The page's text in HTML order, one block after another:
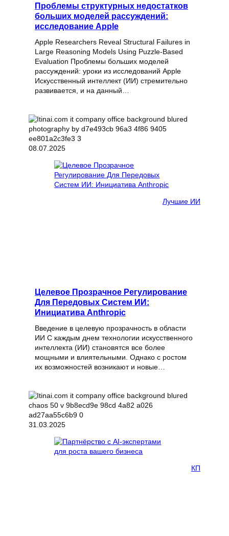
Проблемы структурных недостатков
больших моделей рассуждений:
исследование Apple
Apple Researchers Reveal Structural Failures in
Large Reasoning Models Using Puzzle-Based
Evaluation Проблемы больших моделей
рассуждений: уроки из исследований Apple
Искусственный интеллект (ИИ) стремительно
развивается, и на данный…
08.07.2025
Лучшие ИИ
Целевое Прозрачное Регулирование
Для Передовых Систем ИИ:
Инициатива Anthropic
Введение в целевую прозрачность в области
ИИ С каждым днем технологии искусственного
интеллекта (ИИ) становятся все более
мощными и влиятельными. Однако с ростом
их возможностей возникают и новые…
31.03.2025
КП